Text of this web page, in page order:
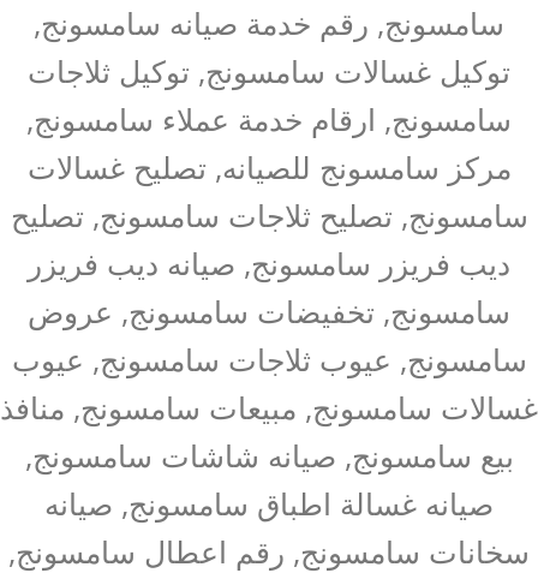
سامسونج, رقم خدمة صيانه سامسونج,
توكيل غسالات سامسونج, توكيل ثلاجات
سامسونج, ارقام خدمة عملاء سامسونج,
مركز سامسونج للصيانه, تصليح غسالات
سامسونج, تصليح ثلاجات سامسونج, تصليح
ديب فريزر سامسونج, صيانه ديب فريزر
سامسونج, تخفيضات سامسونج, عروض
سامسونج, عيوب ثلاجات سامسونج, عيوب
غسالات سامسونج, مبيعات سامسونج, منافذ
بيع سامسونج, صيانه شاشات سامسونج,
صيانه غسالة اطباق سامسونج, صيانه
سخانات سامسونج, رقم اعطال سامسونج,